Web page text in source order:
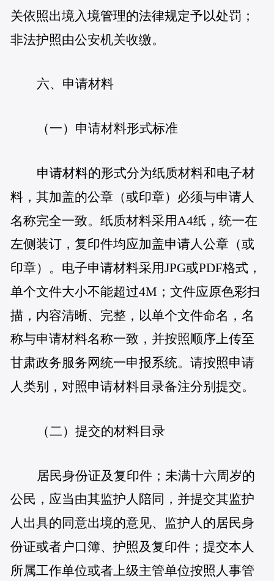
关依照出境入境管理的法律规定予以处罚；
非法护照由公安机关收缴。
六、申请材料
（一）申请材料形式标准
申请材料的形式分为纸质材料和电子材
料，其加盖的公章（或印章）必须与申请人
名称完全一致。纸质材料采用A4纸，统一在
左侧装订，复印件均应加盖申请人公章（或
印章）。电子申请材料采用JPG或PDF格式，
单个文件大小不能超过4M；文件应原色彩扫
描，内容清晰、完整，以单个文件命名，名
称与申请材料名称一致，并按照顺序上传至
甘肃政务服务网统一申报系统。请按照申请
人类别，对照申请材料目录备注分别提交。
（二）提交的材料目录
居民身份证及复印件；未满十六周岁的
公民，应当由其监护人陪同，并提交其监护
人出具的同意出境的意见、监护人的居民身
份证或者户口簿、护照及复印件；提交本人
所属工作单位或者上级主管单位按照人事管